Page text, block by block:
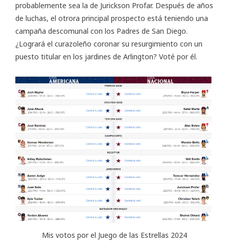
probablemente sea la de Jurickson Profar. Después de años
de luchas, el otrora principal prospecto está teniendo una
campaña descomunal con los Padres de San Diego.
¿Logrará el curazoleño coronar su resurgimiento con un
puesto titular en los jardines de Arlington? Voté por él.
Mis votos por el Juego de las Estrellas 2024